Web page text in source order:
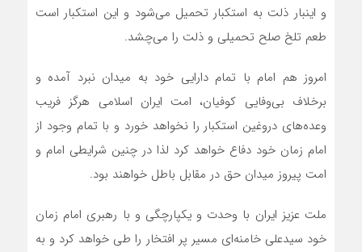
و اینبار ذلت به استکبار تحمیل می‌شود و این استکبار است
طعم تلخ صلح تحمیلی و ذلت را می‌چشد.
امروز هم امام با تمام دارایی خود به میدان نبرد آمده و
برخلاف بی‌وفایی کوفیان، امت ایران اسلامی هرگز فریب
وعده‌های دروغین استکبار را نخواهد خورد و با تمام وجود از
امام زمان خود دفاع خواهد کرد لذا در چنین شرایطی امام و
امت پیروز میدان حق در مقابل باطل خواهند بود.
ملت عزیز ایران با وحدت و یکپارچگی و با رهبری امام زمان
خود سیدعلی خامنه‌ای مسیر پر افتخار را طی خواهد کرد و به